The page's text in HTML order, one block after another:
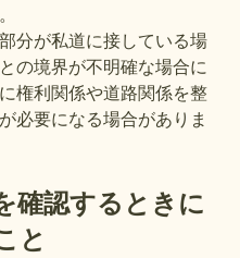
分が私道に接している場
の境界が不明確な場合に
権利関係や道路関係を整
必要になる場合がありま
確認するときに
と